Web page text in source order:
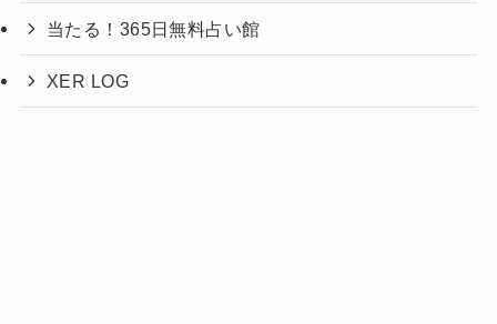
当たる！365日無料占い館
XER LOG